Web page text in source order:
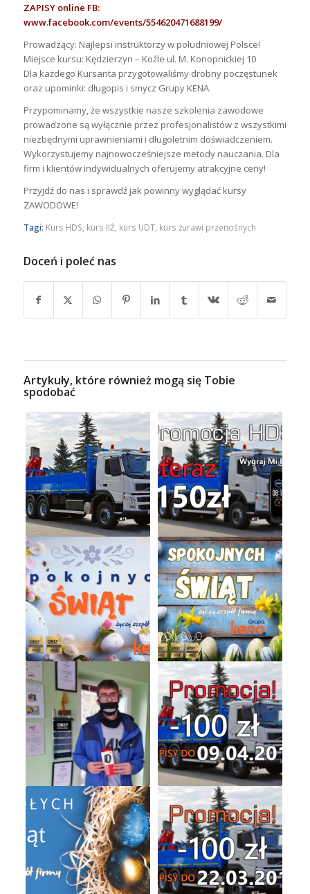
ZAPISY online FB:
www.facebook.com/events/554620471688199/
Prowadzący: Najlepsi instruktorzy w południowej Polsce!
Miejsce kursu: Kędzierzyn – Koźle ul. M. Konopnickiej 10
Dla każdego Kursanta przygotowaliśmy drobny poczęstunek
oraz upominki: długopis i smycz Grupy KENA.
Przypominamy, że wszystkie nasze szkolenia zawodowe
prowadzone są wyłącznie przez profesjonalistów z wszystkimi
niezbędnymi uprawnieniami i długoletnim doświadczeniem.
Wykorzystujemy najnowocześniejsze metody nauczania. Dla
firm i klientów indywidualnych oferujemy atrakcyjne ceny!
Przyjdź do nas i sprawdź jak powinny wyglądać kursy
ZAWODOWE!
Tagi: Kurs HDS kurs IIŻ kurs UDT, kurs żurawi przenośnych
Doceń i poleć nas
Artykuły, które również mogą się Tobie
spodobać